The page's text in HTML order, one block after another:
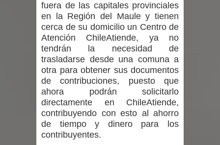
Dos internos intentaron escapar por
un forado desde la cárcel de Talca
fuera de las capitales provinciales
en la Región del Maule y tienen
cerca de su domicilio un Centro de
Atención ChileAtiende, ya no
tendrán la necesidad de
trasladarse desde una comuna a
otra para obtener sus documentos
de contribuciones, puesto que
ahora podrán solicitarlo
directamente en ChileAtiende,
contribuyendo con esto al ahorro
de tiempo y dinero para los
contribuyentes.